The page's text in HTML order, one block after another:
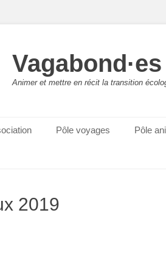
Animer et mettre en récit la transition
Pôle voyages Pôle
2019